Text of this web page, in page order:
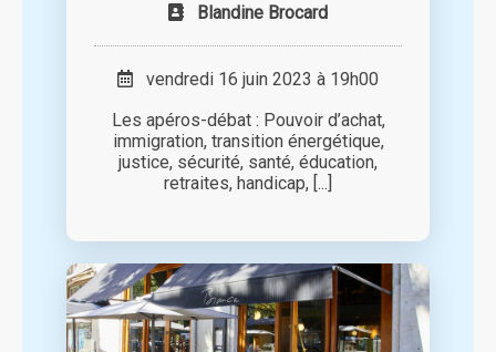
Blandine Brocard
vendredi 16 juin 2023 à 19h00
Les apéros-débat : Pouvoir d’achat,
immigration, transition énergétique,
justice, sécurité, santé, éducation,
retraites, handicap, [...]